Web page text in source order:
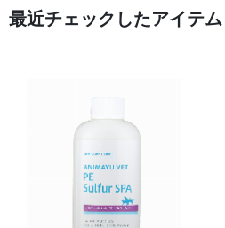
最近チェックしたアイテム